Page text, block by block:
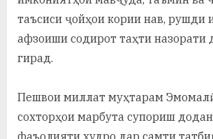
таъсиси ҷойҳои кории нав, рушди
афзоиши содирот таҳти назорати
гирад.
Пешвои миллат муҳтарам
сохторҳои марбута супориш